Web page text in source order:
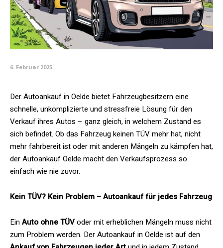
6. Februar 2025
Der Autoankauf in Oelde bietet Fahrzeugbesitzern eine
schnelle, unkomplizierte und stressfreie Lösung für den
Verkauf ihres Autos – ganz gleich, in welchem Zustand es
sich befindet. Ob das Fahrzeug keinen TÜV mehr hat, nicht
mehr fahrbereit ist oder mit anderen Mängeln zu kämpfen hat,
der Autoankauf Oelde macht den Verkaufsprozess so
einfach wie nie zuvor.
Kein TÜV? Kein Problem – Autoankauf für jedes Fahrzeug
EinAuto ohne TÜVoder mit erheblichen Mängeln muss nicht
zum Problem werden. Der Autoankauf in Oelde ist auf den